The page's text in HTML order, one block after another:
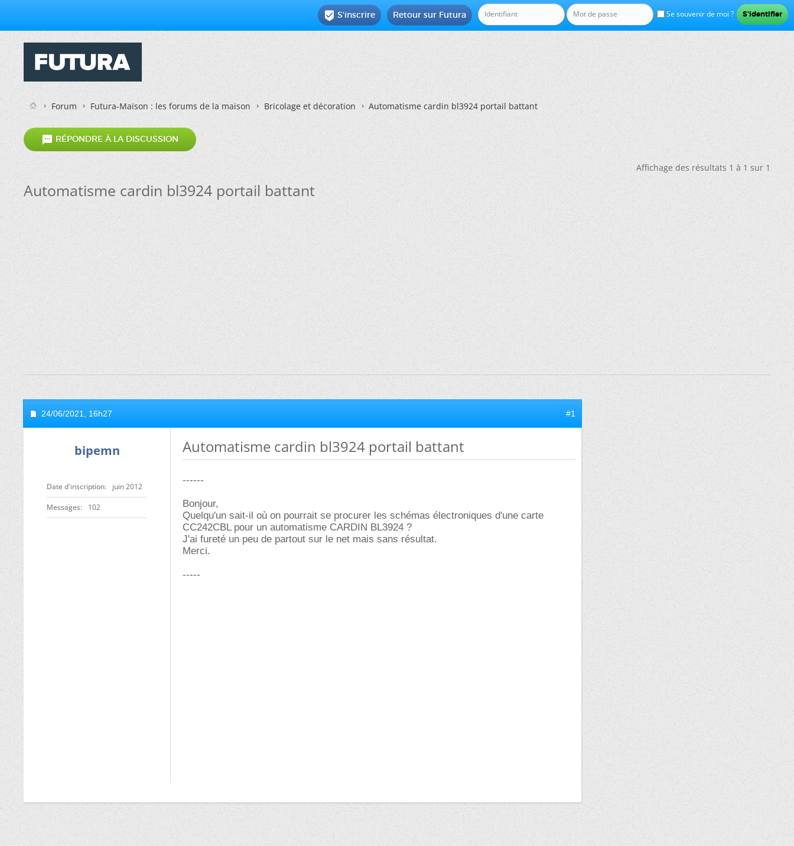
Se souvenir de moi ?
Retour sur Futura
 S'inscrire
Forum Futura-Maison : les forums de la maison Bricolage et décoration Automatisme cardin bl3924 portail battant
 RÉPONDRE À LA DISCUSSION
Affichage des résultats 1 à 1 sur 1
Automatisme cardin bl3924 portail battant
24/06/2021, 16h27 #1
bipemn
Date d'inscription juin 2012
Messages 102
Automatisme cardin bl3924 portail battant
------
Bonjour,
Quelqu'un sait-il où on pourrait se procurer les schémas électroniques d'une carte
CC242CBL pour un automatisme CARDIN BL3924 ?
J'ai fureté un peu de partout sur le net mais sans résultat.
Merci.
-----